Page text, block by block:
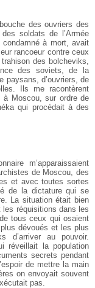
des ouvriers des
soldats de l’Armée
à mort, avait
rancoeur contre ceux
des bolcheviks,
des soviets, de la
paysans, d’ouvriers, de
Ils me racontèrent
à Moscou, sur ordre de
qui procédait à des
m’apparaissaient
de Moscou, des
et avec toutes sortes
de la dictature qui se
La situation était bien
les réquisitions dans les
tous ceux qui osaient
dévoués et les plus
d’arriver au pouvoir.
réveillait la population
secrets pendant
de mettre la main
on envoyait souvent
pas.